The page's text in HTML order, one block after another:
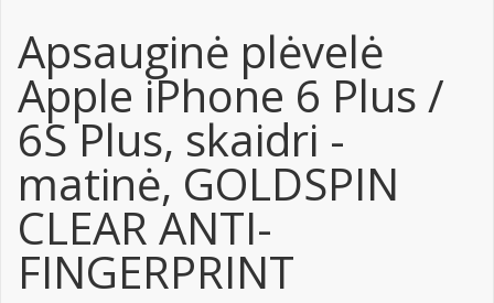
Apsauginė plėvelė
Apple iPhone 6 Plus /
6S Plus, skaidri -
matinė, GOLDSPIN
CLEAR ANTI-
FINGERPRINT